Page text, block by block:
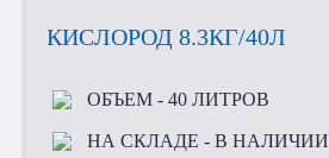
КИСЛОРОД 8.3КГ/40Л
ОБЪЕМ- 40 ЛИТРОВ
НА СКЛАДЕ - В НАЛИЧИИ